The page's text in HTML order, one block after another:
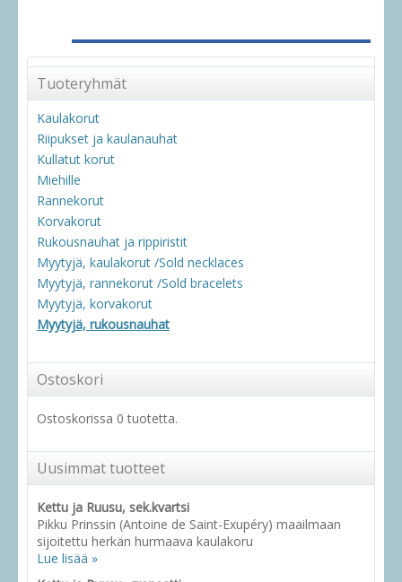
Tuoteryhmät
Kaulakorut
Riipukset ja kaulanauhat
Kullatut korut
Miehille
Rannekorut
Korvakorut
Rukousnauhat ja rippiristit
Myytyjä, kaulakorut /Sold necklaces
Myytyjä, rannekorut /Sold bracelets
Myytyjä, korvakorut
Myytyjä, rukousnauhat
Ostoskori
Ostoskorissa 0 tuotetta.
Uusimmat tuotteet
Kettu ja Ruusu, sek.kvartsi
Pikku Prinssin (Antoine de Saint-Exupéry) maailmaan
sijoitettu herkän hurmaava kaulakoru
Lue lisää »